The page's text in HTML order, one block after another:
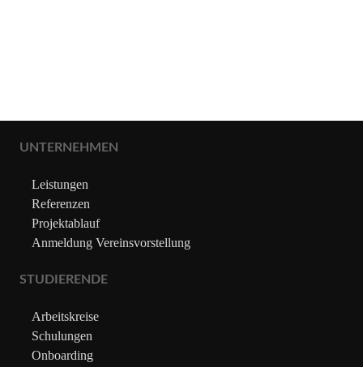
UNTERNEHMEN
Leistungen
Referenzen
Projektablauf
Anmeldung Vereinsvorstellung
STUDIERENDE
Arbeitskreise
Schulungen
Onboarding